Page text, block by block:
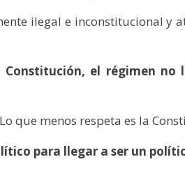
ilegal e inconstitucional y
el régimen no
que menos respeta es la
para llegar a ser un